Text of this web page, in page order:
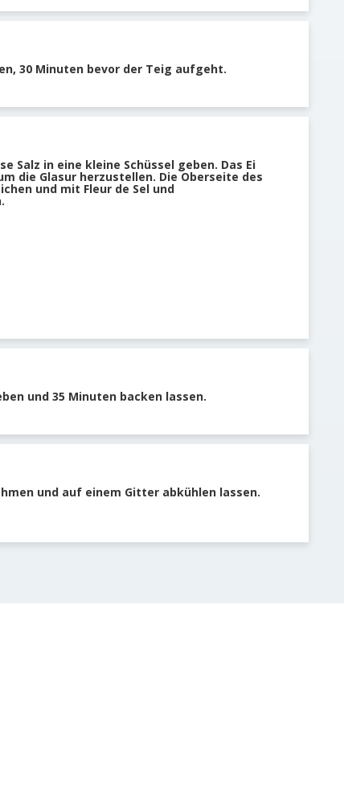
30 Minuten bevor der Teig aufgeht.
Salz in eine kleine Schüssel geben. Das Ei
die Glasur herzustellen. Die Oberseite des
und mit Fleur de Sel und
und 35 Minuten backen lassen.
und auf einem Gitter abkühlen lassen.